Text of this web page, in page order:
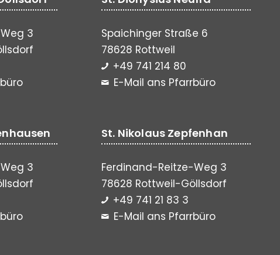
3
3
Spaichinger Straße 6
78628 Rottweil
+49 741 214 80
E-Mail ans Pfarrbüro
St. Nikolaus Zepfenhan
Ferdinand-Reitze-Weg 3
78628 Rottweil-Göllsdorf
+49 741 21 83 3
E-Mail ans Pfarrbüro